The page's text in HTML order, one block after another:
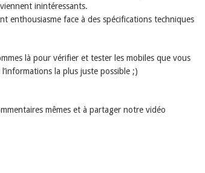
inintéressants.
enthousiasme face à des spécifications techniques
là pour vérifier et tester les mobiles que vous
la plus juste possible ;)
mêmes et à partager notre vidéo